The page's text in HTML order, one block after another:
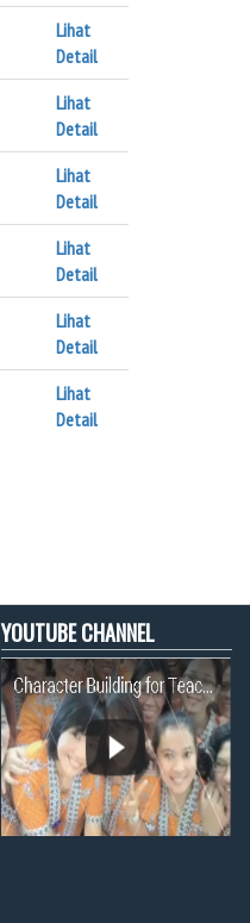
Lihat
Detail
Lihat
Detail
Lihat
Detail
Lihat
Detail
Lihat
Detail
Lihat
Detail
YOUTUBE CHANNEL